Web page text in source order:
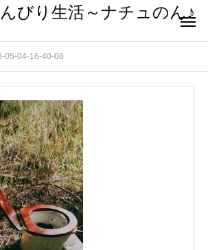
びり生活～ナチュのん♪
05-04-16-40-08